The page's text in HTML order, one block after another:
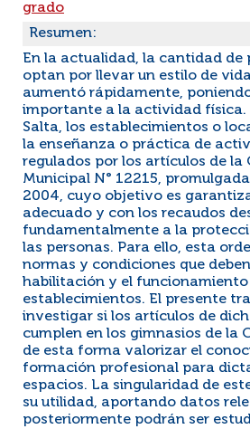
grado
Resumen:
En la actualidad, la cantidad de
optan por llevar un estilo de
aumentó rápidamente,
importante a la actividad física.
Salta, los establecimientos o
la enseñanza o práctica de
regulados por los artículos de la
Municipal N° 12215,
2004, cuyo objetivo es
adecuado y con los recaudos
fundamentalmente a la
las personas. Para ello, esta
normas y condiciones que
habilitación y el funcionamiento
establecimientos. El presente
investigar si los artículos de
cumplen en los gimnasios de la
de esta forma valorizar el
formación profesional para
espacios. La singularidad de
su utilidad, aportando datos
posteriormente podrán ser